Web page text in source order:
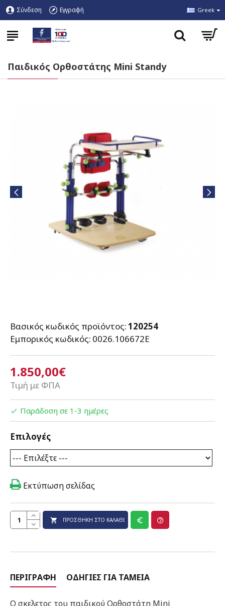
Σύνδεση Εγγραφή Greek
Παιδικός Ορθοστάτης Mini Standy
1.850,00€
Τιμή με ΦΠΑ
Βασικός κωδικός προϊόντος:120254
Εμπορικός κωδικός: 0026.106672E
Παράδοση σε 1-3 ημέρες
Επιλογές
ΠΡΟΣΘΉΚΗ ΣΤΟ ΚΑΛΆΘΙ
Εκτύπωση σελίδας
ΠΕΡΙΓΡΑΦΉ ΟΔΗΓΊΕΣ ΓΙΑ ΤΑΜΕΊΑ
Ο σκελετος του παιδικού Ορθοστάτη Mini